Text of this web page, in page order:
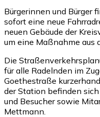
Bürgerinnen und Bürger
sofort eine neue
neuen Gebäude der
um eine Maßnahme aus
Die
für alle Radelnden im
Goethestraße
der Station befinden
und Besucher sowie
Mettmann.